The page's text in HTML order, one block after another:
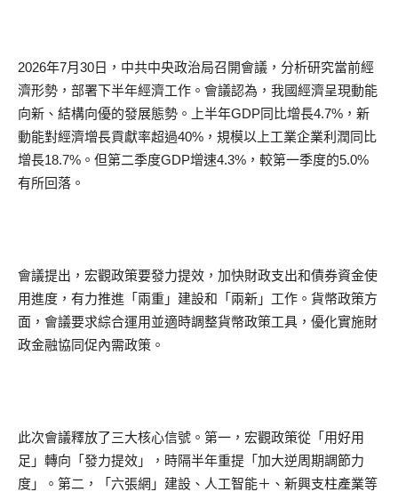
2026年7月30日，中共中央政治局召開會議，分析研究當前經
濟形勢，部署下半年經濟工作。會議認為，我國經濟呈現動能
向新、結構向優的發展態勢。上半年GDP同比增長4.7%，新
動能對經濟增長貢獻率超過40%，規模以上工業企業利潤同比
增長18.7%。但第二季度GDP增速4.3%，較第一季度的5.0%
有所回落。
會議提出，宏觀政策要發力提效，加快財政支出和債券資金使
用進度，有力推進「兩重」建設和「兩新」工作。貨幣政策方
面，會議要求綜合運用並適時調整貨幣政策工具，優化實施財
政金融協同促內需政策。
此次會議釋放了三大核心信號。第一，宏觀政策從「用好用
足」轉向「發力提效」，時隔半年重提「加大逆周期調節力
度」。第二，「六張網」建設、人工智能＋、新興支柱產業等